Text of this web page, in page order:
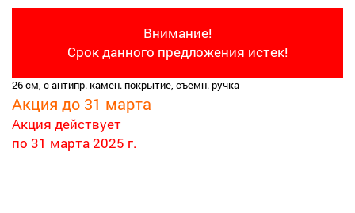
Внимание!
Срок данного предложения истек!
26 см, с антипр. камен. покрытие, съемн. ручка
Акция до 31 марта
Акция действует
по 31 марта 2025 г.